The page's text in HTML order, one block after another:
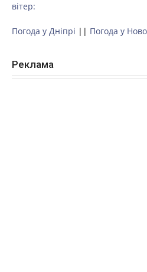
вітер:
Погода у Дніпрі || Погода у
Реклама